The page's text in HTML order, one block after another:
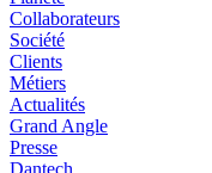
Collaborateurs
Société
Clients
Métiers
Actualités
Grand Angle
Presse